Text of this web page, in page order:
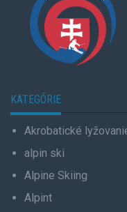
KATEGÓRIE
Akrobatické
alpin ski
Alpine Skiing
Alpint